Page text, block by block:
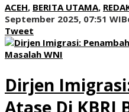
ACEH, BERITA UTAMA,
September 2025, 07:51 WIB
Tweet
Dirjen
Atase Di KBRI